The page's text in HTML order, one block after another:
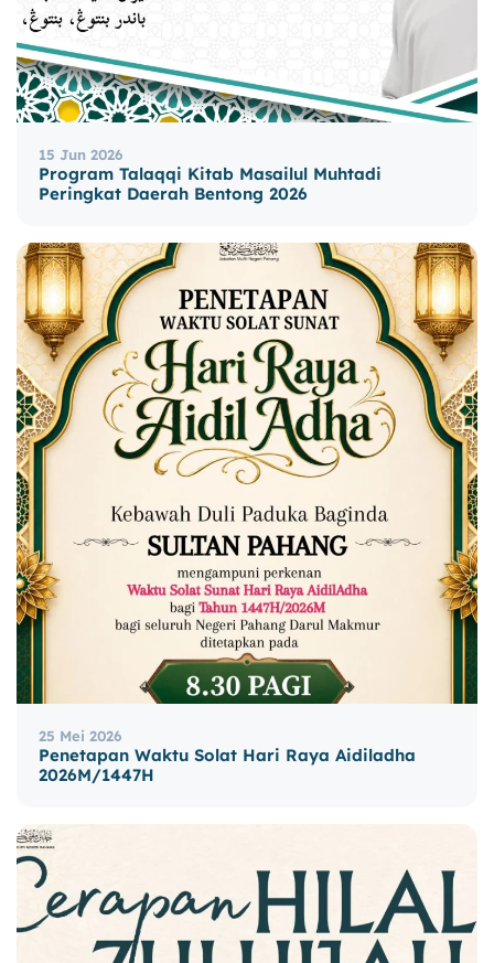
15 Jun 2026
Program Talaqqi Kitab Masailul Muhtadi
Peringkat Daerah Bentong 2026
25 Mei 2026
Penetapan Waktu Solat Hari Raya Aidiladha
2026M/1447H